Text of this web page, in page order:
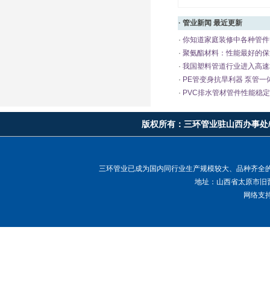
· 管业新闻 最近更新
· 你知道家庭装修中各种管
· 聚氨酯材料：性能最好的
· 我国塑料管道行业进入高
· PE管变身抗旱利器 泵管一
· PVC排水管材管件性能稳
版权所有： 三环管业驻山西办事处
三环管业已成为国内同行业生产规模较大、品种齐
地址：山西省太原市
网络支